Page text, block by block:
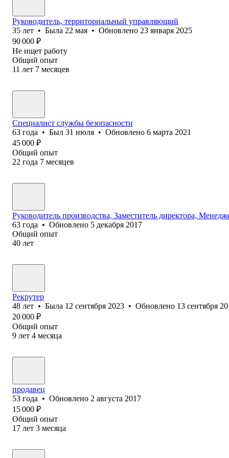
Руководитель, территориальный управляющий
35 лет • Была 22 мая • Обновлено 23 января 2025
90 000 ₽
Не ищет работу
Общий опыт
11 лет 7 месяцев
Специалист службы безопасности
63 года • Был 31 июля • Обновлено 6 марта 2021
45 000 ₽
Общий опыт
22 года 7 месяцев
Руководитель производства, Заместитель директора,
63 года • Обновлено 5 декабря 2017
Общий опыт
40 лет
Рекрутер
48 лет • Была 12 сентября 2023 • Обновлено 13 сентября
20 000 ₽
Общий опыт
9 лет 4 месяца
продавец
53 года • Обновлено 2 августа 2017
15 000 ₽
Общий опыт
17 лет 3 месяца